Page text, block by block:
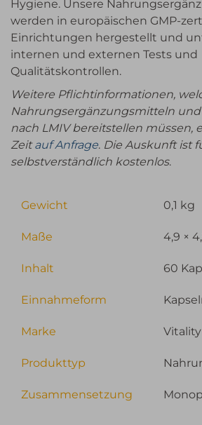
Hygiene. Unsere
werden in europäischen GMP-
Einrichtungen hergestellt und
internen und externen Tests und
Qualitätskontrollen.
Weitere Pflichtinformationen,
Nahrungsergänzungsmitteln
nach LMIV bereitstellen müssen,
Zeitauf Anfrage. Die Auskunft ist
selbstverständlich kostenlos.
Gewicht 0,1 kg
Maße 4,9 ×
Inhalt 60
Einnahmeform
Marke
Produkttyp
Zusammensetzung